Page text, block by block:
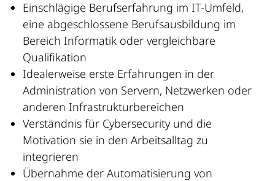
Einschlägige Berufserfahrung im IT-Umfeld,
eine abgeschlossene Berufsausbildung im
Bereich Informatik oder vergleichbare
Qualifikation
Idealerweise erste Erfahrungen in der
Administration von Servern, Netzwerken oder
anderen Infrastrukturbereichen
Verständnis für Cybersecurity und die
Motivation sie in den Arbeitsalltag zu
integrieren
Übernahme der Automatisierung von